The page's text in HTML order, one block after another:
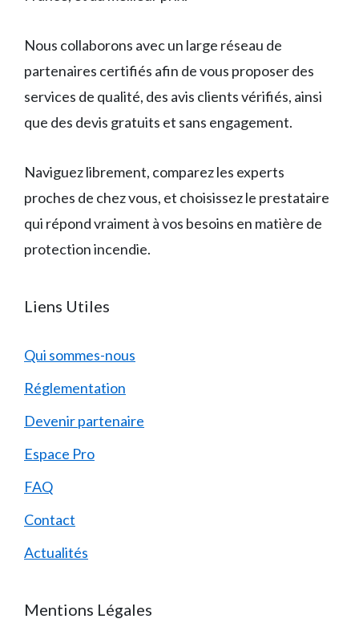
Nous collaborons avec un large réseau de
partenaires certifiés afin de vous proposer des
services de qualité, des avis clients vérifiés, ainsi
que des devis gratuits et sans engagement.
Naviguez librement, comparez les experts
proches de chez vous, et choisissez le prestataire
qui répond vraiment à vos besoins en matière de
protection incendie.
Liens Utiles
Qui sommes-nous
Réglementation
Devenir partenaire
Espace Pro
FAQ
Contact
Actualités
Mentions Légales